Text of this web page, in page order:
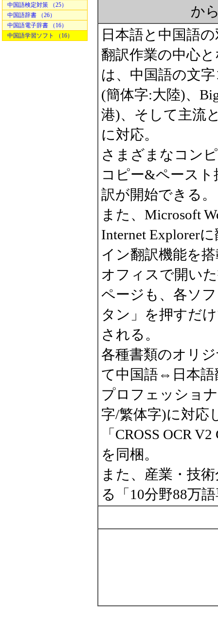
中国語検定対策 （25）
中国語辞書 （26）
中国語電子辞書 （16）
中国語学習ソフト （16）
か
日本語と中国語
翻訳作業の中心
は、中国語の文
(簡体字:大陸)、
港)、そして主流
に対応。
さまざまなコン
コピー&ペース
訳が開始できる。
また、Microsoft
Internet Explorer
イン翻訳機能を
オフィスで開い
ページも、各ソ
タン」を押すだ
される。
各種書類のオリ
て中国語⇔日本語
プロフェッショ
字/繁体字)に対応
「CROSS OCR
を同梱。
また、産業・技
る「10分野88万